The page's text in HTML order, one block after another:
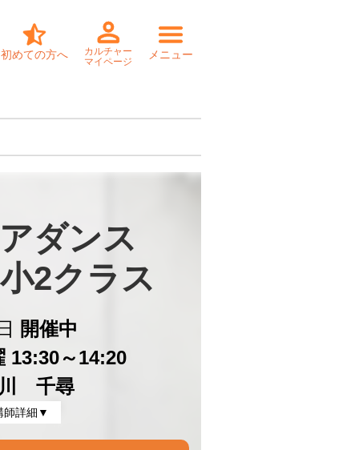
初めての方へ
カルチャー
マイページ
メニュー
ダンス
2クラス
開催中
13:30～14:20
千尋
師詳細▼